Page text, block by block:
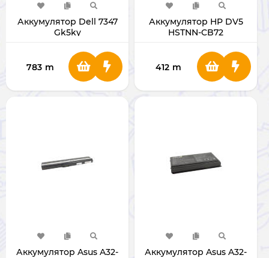
Аккумулятор Dell 7347
Gk5ky
783 m
Аккумулятор HP DV5
HSTNN-CB72
412 m
Аккумулятор Asus A32-
Аккумулятор Asus A32-